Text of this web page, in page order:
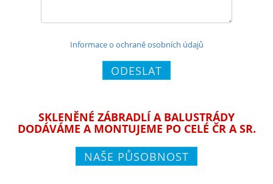
Informace o ochraně osobních údajů
ODESLAT
SKLENĚNÉ ZÁBRADLÍ A BALUSTRÁDY
DODÁVÁME A MONTUJEME PO CELÉ ČR A SR.
NAŠE PŮSOBNOST